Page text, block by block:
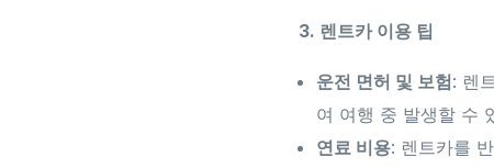
3. 렌트카 이용 팁
운전 면허 및 보험: 렌
여 여행 중 발생할 수
연료 비용: 렌트카를